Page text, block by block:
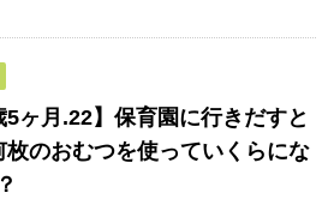
5ヶ月.22】保育園に行きだすと
枚のおむつを使っていくらにな